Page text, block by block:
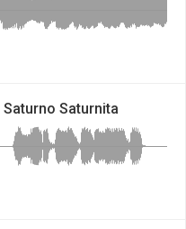
Saturnita